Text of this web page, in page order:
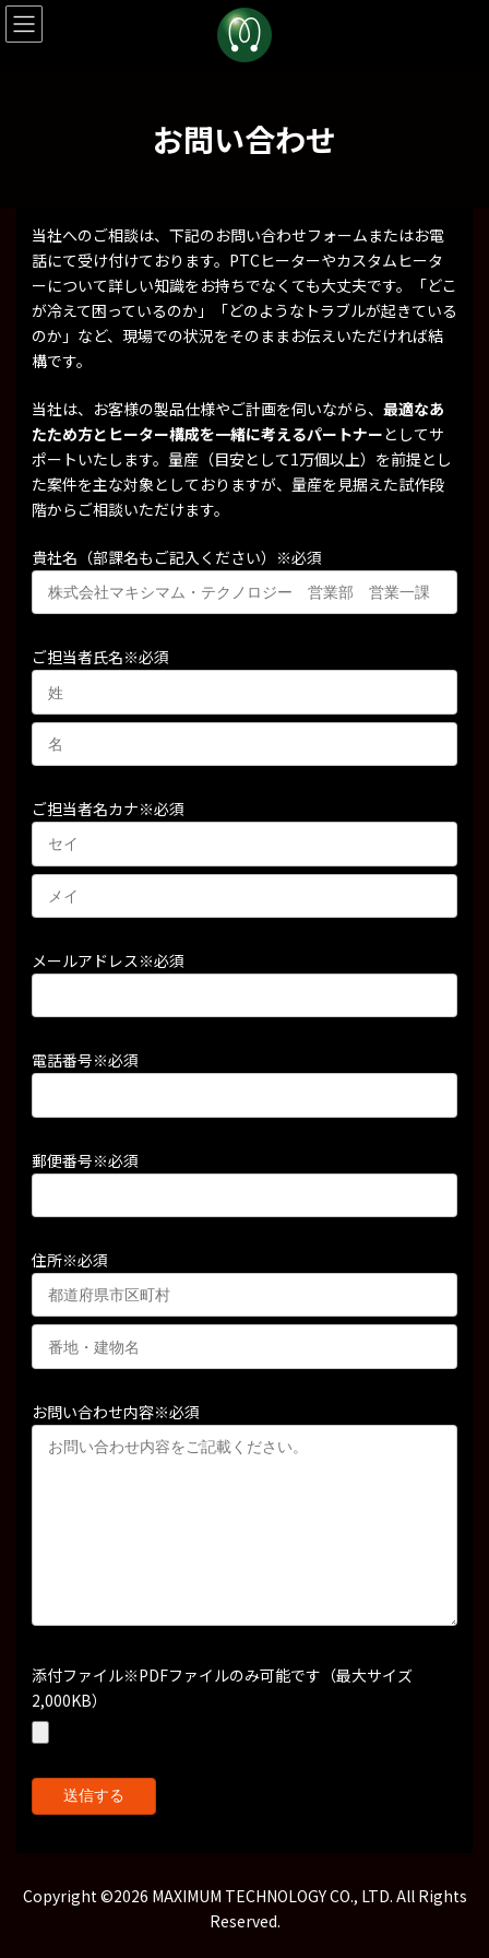
コ
ン
ナ
ビ
お問い合わせ
当社へのご相談は、下記のお問い合わせフォームまたはお電
話にて受け付けております。PTCヒーターやカスタムヒータ
ーについて詳しい知識をお持ちでなくても大丈夫です。「どこ
が冷えて困っているのか」「どのようなトラブルが起きている
のか」など、現場での状況をそのままお伝えいただければ結
構です。
当社は、お客様の製品仕様やご計画を伺いながら、 最適なあ
たため方とヒーター構成を一緒に考えるパートナーとしてサ
ポートいたします。量産（目安として1万個以上）を前提とし
た案件を主な対象としておりますが、量産を見据えた試作段
階からご相談いただけます。
貴社名（部課名もご記入ください） ※必須
ご担当者氏名※必須
ご担当者名カナ※必須
メールアドレス ※必須
電話番号※必須
郵便番号※必須
住所※必須
お問い合わせ内容※必須
添付ファイル※PDFファイルのみ可能です（最大サイズ
2,000KB）
お問い合わせはこちら
Copyright ©2026 MAXIMUM TECHNOLOGY CO., LTD. All Rights
Reserved.